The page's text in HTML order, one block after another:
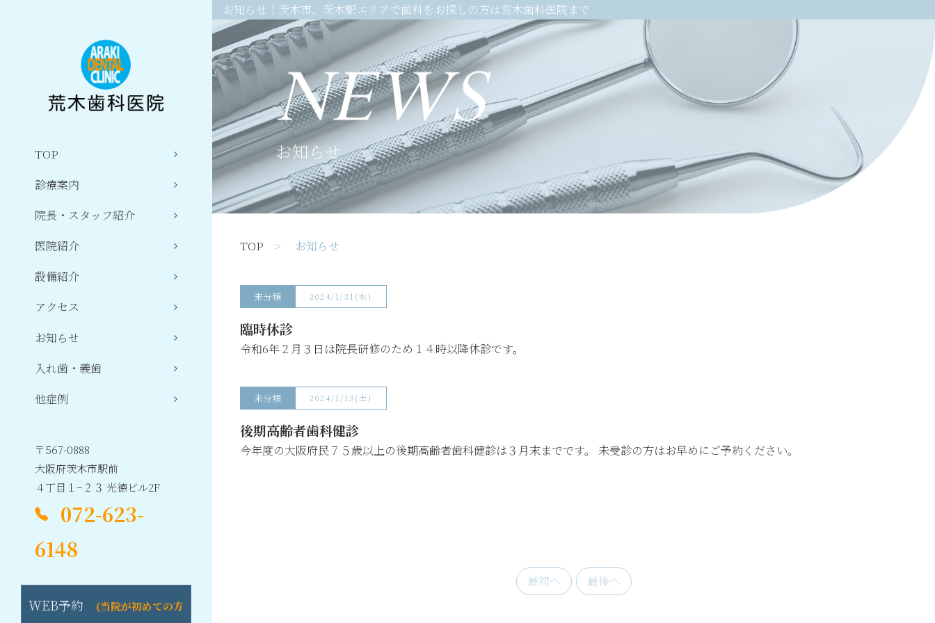
TOP
診療案内
院長・スタッフ紹介
医院紹介
設備紹介
アクセス
お知らせ
入れ歯・義歯
他症例
〒567-0888
大阪府茨木市駅前
４丁目１−２３ 光徳ビル2F
072-623-
6148
WEB予約
(当院が初めての方
お知らせ｜茨木市、茨木駅エリアで歯科をお探しの方は荒木歯科医院まで
NEWS
お知らせ
TOP > お知らせ
未分類 2024/1/31(水)
臨時休診
令和6年２月３日は院長研修のため１４時以降休診です。
未分類 2024/1/13(土)
後期高齢者歯科健診
今年度の大阪府民７５歳以上の後期高齢者歯科健診は３月末までです。 未受診の方はお早めにご予約ください。
最初へ 最後へ